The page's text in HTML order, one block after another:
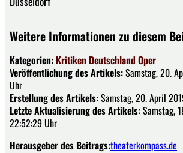
Weitere Informationen zu diesem
Kategorien: Kritiken Deutschland Oper
Veröffentlichung des Artikels:Samstag, 20.
Uhr
Erstellung des Artikels:Samstag, 20. April
Letzte Aktualisierung des Artikels:Samstag,
22:52:29 Uhr
Herausgeber des Beitrags:theaterkompass.de